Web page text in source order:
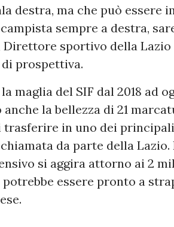
destra, ma che può essere
sempre a destra,
sportivo della
prospettiva.
maglia del SIF dal 2018 ad
anche la bellezza di 21
in uno dei
da parte della
si aggira attorno ai 2
essere pronto a